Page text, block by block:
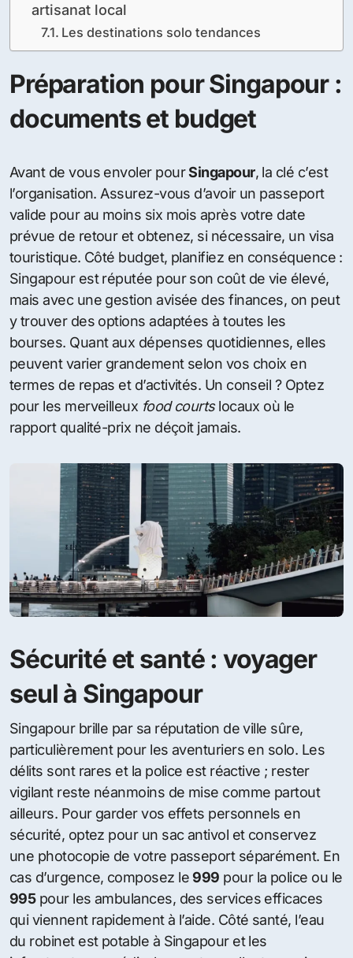
artisanat local
Les destinations solo tendances
Préparation pour Singapour :
documents et budget
Avant de vous envoler pourSingapour, la clé c’est
l’organisation. Assurez-vous d’avoir un passeport
valide pour au moins six mois après votre date
prévue de retour et obtenez, si nécessaire, un visa
touristique. Côté budget, planifiez en conséquence :
Singapour est réputée pour son coût de vie élevé,
mais avec une gestion avisée des finances, on peut
y trouver des options adaptées à toutes les
bourses. Quant aux dépenses quotidiennes, elles
peuvent varier grandement selon vos choix en
termes de repas et d’activités. Un conseil ? Optez
pour les merveilleux food courtslocaux où le
rapport qualité-prix ne déçoit jamais.
Sécurité et santé : voyager
seul à Singapour
Singapour brille par sa réputation de ville sûre,
particulièrement pour les aventuriers en solo. Les
délits sont rares et la police est réactive ; rester
vigilant reste néanmoins de mise comme partout
ailleurs. Pour garder vos effets personnels en
sécurité, optez pour un sac antivol et conservez
une photocopie de votre passeport séparément. En
cas d’urgence, composez le999 pour la police ou le
995pour les ambulances, des services efficaces
qui viennent rapidement à l’aide. Côté santé, l’eau
du robinet est potable à Singapour et les